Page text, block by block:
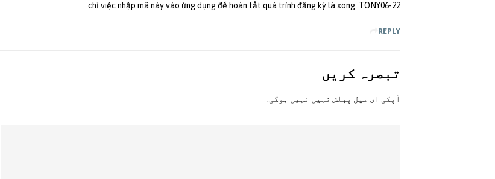
chỉ việc nhập mã này vào ứng dụng để hoàn tất quá trình đăng ký là xong. TONY06-22
REPLY
تبصرہ کريں
آپکی ای ميل پبلش نہيں نہيں ہوگی.